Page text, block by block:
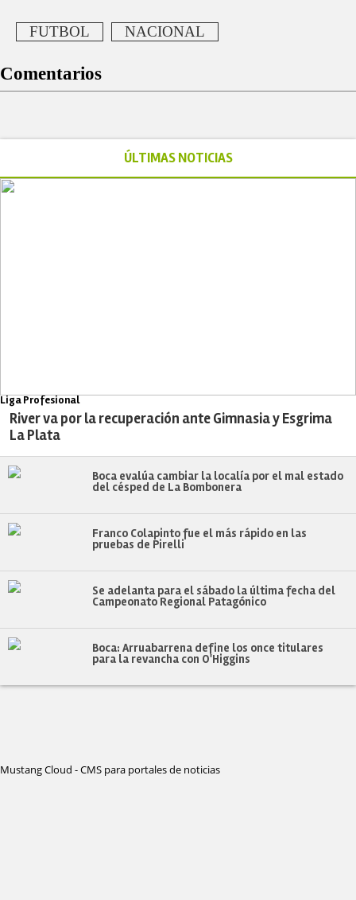
FUTBOL NACIONAL
Comentarios
ÚLTIMAS NOTICIAS
Liga Profesional
River va por la recuperación ante Gimnasia y Esgrima
La Plata
Boca evalúa cambiar la localía por el mal estado
del césped de La Bombonera
Franco Colapinto fue el más rápido en las
pruebas de Pirelli
Se adelanta para el sábado la última fecha del
Campeonato Regional Patagónico
Boca: Arruabarrena define los once titulares
para la revancha con O'Higgins
Mustang Cloud - CMS para portales de noticias